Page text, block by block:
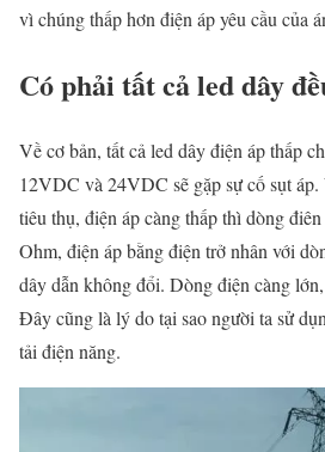
vì chúng thấp hơn điện áp yêu cầu của
Có phải tất cả led dây
Về cơ bản, tất cả led dây điện áp thấp
12VDC và 24VDC sẽ gặp sự cố sụt
tiêu thụ, điện áp càng thấp thì dòng
Ohm, điện áp bằng điện trở nhân với
dây dẫn không đổi. Dòng điện càng
Đây cũng là lý do tại sao người ta sử
tải điện năng.